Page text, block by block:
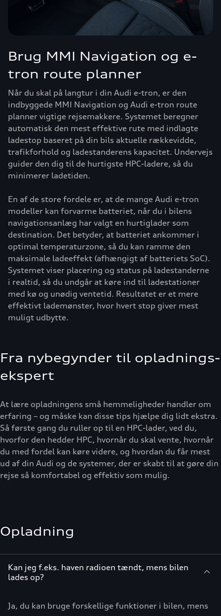
Brug MMI Navigation og e-
tron route planner
Når du skal på langtur i din Audi e-tron, er den
indbyggede MMI Navigation og Audi e-tron route
planner vigtige rejsemakkere. Systemet beregner
automatisk den mest effektive rute med indlagte
ladestop baseret på din bils aktuelle rækkevidde,
trafikforhold og ladestanderens kapacitet. Undervejs
guider den dig til de hurtigste HPC-ladere, så du
minimerer ladetiden.
En af de store fordele er, at de mange Audi e-tron
modeller kan forvarme batteriet, når du i bilens
navigationsanlæg har valgt en hurtiglader som
destination. Det betyder, at batteriet ankommer i
optimal temperaturzone, så du kan ramme den
maksimale ladeeffekt (afhængigt af batteriets SoC).
Systemet viser placering og status på ladestanderne
i realtid, så du undgår at køre ind til ladestationer
med kø og unødig ventetid. Resultatet er et mere
effektivt lademønster, hvor hvert stop giver mest
muligt udbytte.
Fra nybegynder til opladnings-
ekspert
At lære opladningens små hemmeligheder handler om
erfaring – og måske kan disse tips hjælpe dig lidt ekstra.
Så første gang du ruller op til en HPC-lader, ved du,
hvorfor den hedder HPC, hvornår du skal vente, hvornår
du med fordel kan køre videre, og hvordan du får mest
ud af din Audi og de systemer, der er skabt til at gøre din
rejse så komfortabel og effektiv som mulig.
Opladning
Kan jeg f.eks. haven radioen tændt, mens bilen
lades op?
Ja, du kan bruge forskellige funktioner i bilen, mens